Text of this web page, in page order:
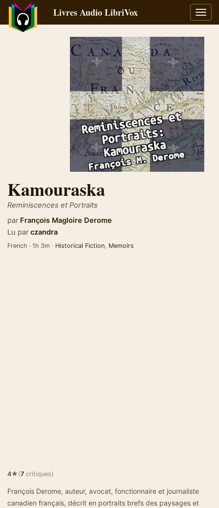
la
Livres Audio LibriVox
Kamouraska
Reminiscences et Portraits
par François Magloire Derome
Lu par czandra
French · 1h 3m · Historical Fiction, Memoirs
4★(7 critiques)
François Derome, auteur, avocat, fonctionnaire et journaliste
canadien français, décrit en portraits brefs des paysages et